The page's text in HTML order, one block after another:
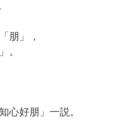
朋」，
。
心好朋」一説。